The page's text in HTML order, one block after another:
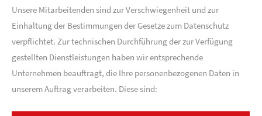
Unsere Mitarbeitenden sind zur Verschwiegenheit und zur
Einhaltung der Bestimmungen der Gesetze zum Datenschutz
verpflichtet. Zur technischen Durchführung der zur Verfügung
gestellten Dienstleistungen haben wir entsprechende
Unternehmen beauftragt, die Ihre personenbezogenen Daten in
unserem Auftrag verarbeiten. Diese sind: